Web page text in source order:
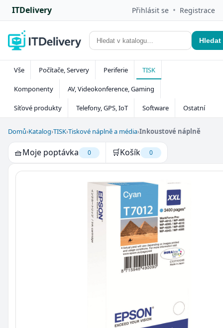
ITDelivery Přihlásit se • Registrace
Hledat
Vše Počítače, Servery Periferie TISK
Komponenty AV, Videokonference, Gaming
Síťové produkty Telefony, GPS, IoT Software Ostatní
Domů›Katalog›TISK›Tiskové náplně a média›Inkoustové náplně
🧺Moje poptávka 0 🛒Košík 0